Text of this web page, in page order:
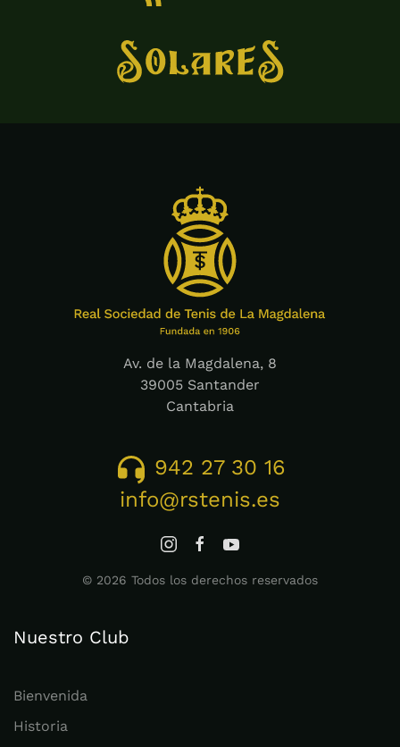
Av. de la Magdalena, 8
39005 Santander
Cantabria
942 27 30 16
info@rstenis.es
© 2026 Todos los derechos reservados
Nuestro Club
Bienvenida
Historia